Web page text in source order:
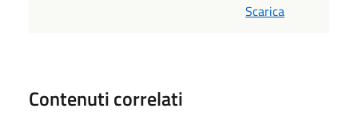
Scarica
Contenuti correlati